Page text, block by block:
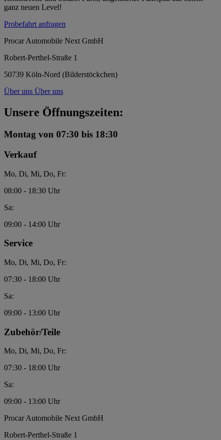
ganz neuen Level!
Probefahrt anfragen
Procar Automobile Next GmbH
Robert-Perthel-Straße 1
50739 Köln-Nord (Bilderstöckchen)
Über uns Über uns
Unsere Öffnungszeiten:
Montag von 07:30 bis 18:30
Verkauf
Mo, Di, Mi, Do, Fr:
08:00 - 18:30 Uhr
Sa:
09:00 - 14:00 Uhr
Service
Mo, Di, Mi, Do, Fr:
07:30 - 18:00 Uhr
Sa:
09:00 - 13:00 Uhr
Zubehör/Teile
Mo, Di, Mi, Do, Fr:
07:30 - 18:00 Uhr
Sa:
09:00 - 13:00 Uhr
Procar Automobile Next GmbH
Robert-Perthel-Straße 1